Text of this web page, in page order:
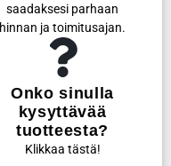
saadaksesi parhaan
hinnan ja toimitusajan.
Onko sinulla
kysyttävää
tuotteesta?
Klikkaa tästä!